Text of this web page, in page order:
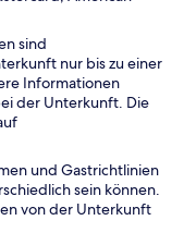
sind
nur bis zu einer
Informationen
der Unterkunft. Die
und Gastrichtlinien
sein können.
von der Unterkunft